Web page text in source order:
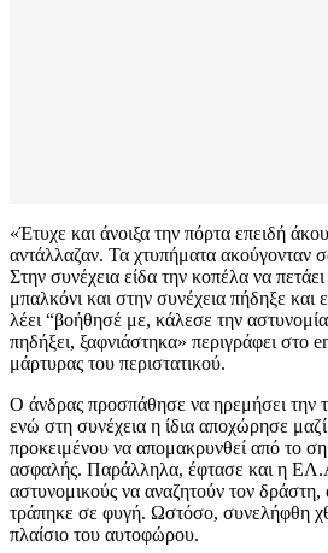
«Έτυχε και άνοιξα την πόρτα επειδή
αντάλλαζαν. Τα χτυπήματα ακούγονταν
Στην συνέχεια είδα την κοπέλα να
μπαλκόνι και στην συνέχεια πήδηξε και
λέει “βοήθησέ με, κάλεσε την
πηδήξει, ξαφνιάστηκα» περιγράφει στο
μάρτυρας του περιστατικού.
Ο άνδρας προσπάθησε να ηρεμήσει την
ενώ στη συνέχεια η ίδια αποχώρησε
προκειμένου να απομακρυνθεί από το
ασφαλής. Παράλληλα, έφτασε και η
αστυνομικούς να αναζητούν τον δράστη,
τράπηκε σε φυγή. Ωστόσο, συνελήφθη
πλαίσιο του αυτοφώρου.